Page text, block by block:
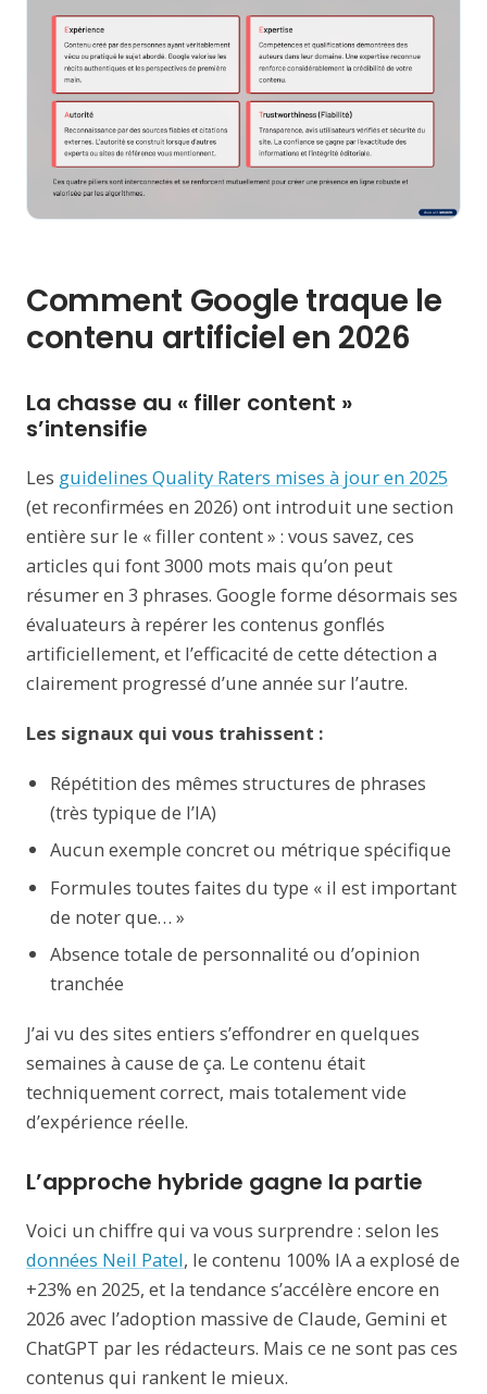
Comment Google traque le
contenu artificiel en 2026
La chasse au « filler content »
s’intensifie
Les guidelines Quality Raters mises à jour en 2025
(et reconfirmées en 2026) ont introduit une section
entière sur le « filler content » : vous savez, ces
articles qui font 3000 mots mais qu’on peut
résumer en 3 phrases. Google forme désormais ses
évaluateurs à repérer les contenus gonflés
artificiellement, et l’efficacité de cette détection a
clairement progressé d’une année sur l’autre.
Les signaux qui vous trahissent :
Répétition des mêmes structures de phrases
(très typique de l’IA)
Aucun exemple concret ou métrique spécifique
Formules toutes faites du type « il est important
de noter que… »
Absence totale de personnalité ou d’opinion
tranchée
J’ai vu des sites entiers s’effondrer en quelques
semaines à cause de ça. Le contenu était
techniquement correct, mais totalement vide
d’expérience réelle.
L’approche hybride gagne la partie
Voici un chiffre qui va vous surprendre : selon les
données Neil Patel, le contenu 100% IA a explosé de
+23% en 2025, et la tendance s’accélère encore en
2026 avec l’adoption massive de Claude, Gemini et
ChatGPT par les rédacteurs. Mais ce ne sont pas ces
contenus qui rankent le mieux.